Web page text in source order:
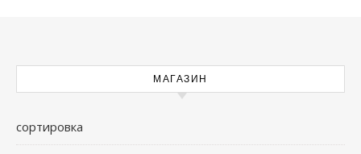
МАГАЗИН
сортировка